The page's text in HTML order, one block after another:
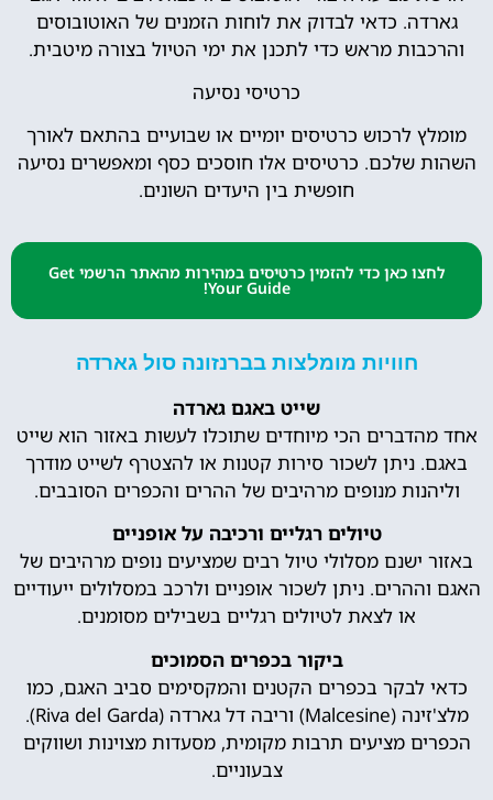
גארדה. כדאי לבדוק את לוחות הזמנים של האוטובוסים
והרכבות מראש כדי לתכנן את ימי הטיול בצורה מיטבית.
כרטיסי נסיעה
מומלץ לרכוש כרטיסים יומיים או שבועיים בהתאם לאורך
השהות שלכם. כרטיסים אלו חוסכים כסף ומאפשרים נסיעה
חופשית בין היעדים השונים.
לחצו כאן כדי להזמין כרטיסים במהירות מהאתר הרשמי Get
Your Guide!
חוויות מומלצות בברנזונה סול גארדה
שייט באגם גארדה
אחד מהדברים הכי מיוחדים שתוכלו לעשות באזור הוא שייט
באגם. ניתן לשכור סירות קטנות או להצטרף לשייט מודרך
וליהנות מנופים מרהיבים של ההרים והכפרים הסובבים.
טיולים רגליים ורכיבה על אופניים
באזור ישנם מסלולי טיול רבים שמציעים נופים מרהיבים של
האגם וההרים. ניתן לשכור אופניים ולרכב במסלולים ייעודיים
או לצאת לטיולים רגליים בשבילים מסומנים.
ביקור בכפרים הסמוכים
כדאי לבקר בכפרים הקטנים והמקסימים סביב האגם, כמו
מלצ'זינה (Malcesine) וריבה דל גארדה (Riva del Garda).
הכפרים מציעים תרבות מקומית, מסעדות מצוינות ושווקים
צבעוניים.